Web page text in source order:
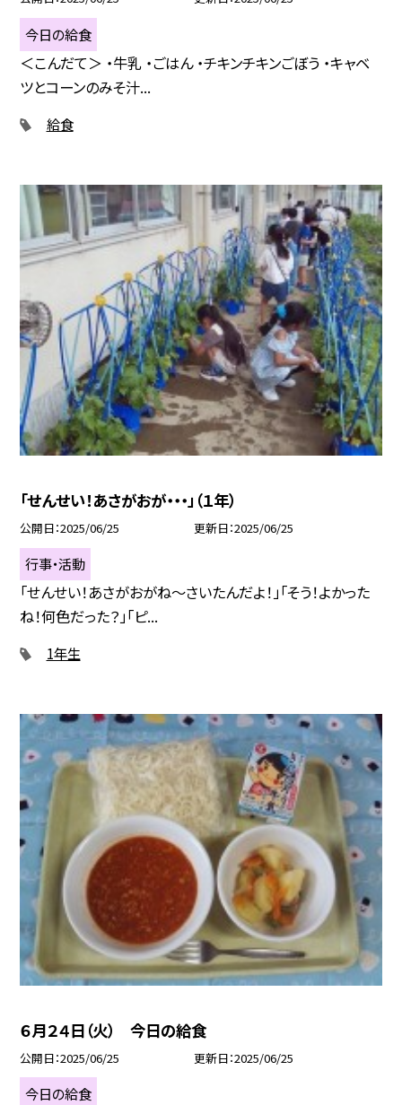
今日の給食
＜こんだて＞ ・牛乳 ・ごはん ・チキンチキンごぼう ・キャベ
ツとコーンのみそ汁...
給食
「せんせい！あさがおが・・・」（１年）
公開日 2025/06/25 更新日 2025/06/25
行事・活動
「せんせい！あさがおがね～さいたんだよ！」「そう！よかった
ね！何色だった？」「ピ...
1年生
６月２４日（火） 今日の給食
公開日 2025/06/25 更新日 2025/06/25
今日の給食